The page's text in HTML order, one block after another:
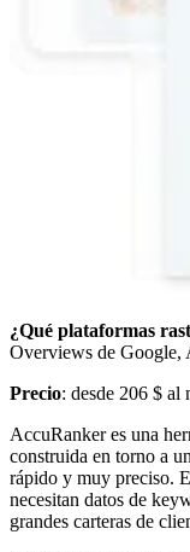
¿Qué plataformas
Overviews de Google,
Precio: desde 206 $ al
AccuRanker es una
construida en torno a
rápido y muy preciso.
necesitan datos de
grandes carteras de